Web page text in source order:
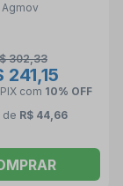
Agmov
302,33
241,15
com 10% OFF
de R$ 44,66